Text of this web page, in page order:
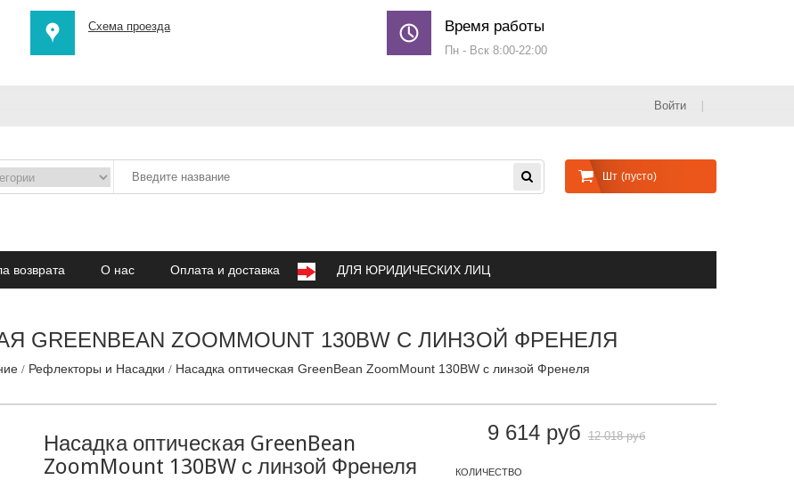
Схема проезда Время работы
Пн - Вск 8:00-22:00
Войти
Шт (пусто)
возврата О нас Оплата и доставка ДЛЯ ЮРИДИЧЕСКИХ ЛИЦ
GREENBEAN ZOOMMOUNT 130BW С ЛИНЗОЙ ФРЕНЕЛЯ
Рефлекторы и Насадки Насадка оптическая GreenBean ZoomMount 130BW с линзой Френеля
Насадка оптическая GreenBean
ZoomMount 130BW с линзой Френеля
9 614 руб 12 018 руб
КОЛИЧЕСТВО